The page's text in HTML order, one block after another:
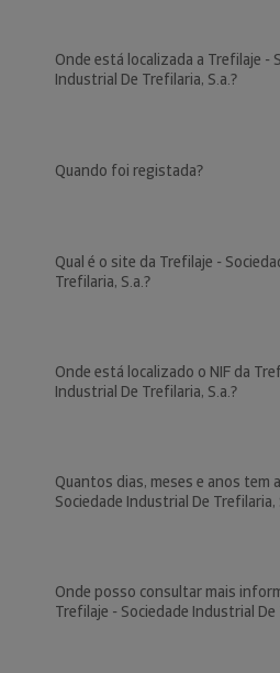
Onde está localizada a Trefilaje -
Industrial De Trefilaria, S.a.?
Quando foi registada?
Qual é o site da Trefilaje -
Trefilaria, S.a.?
Onde está localizado o NIF da
Industrial De Trefilaria, S.a.?
Quantos dias, meses e anos tem
Sociedade Industrial De Trefilaria,
Onde posso consultar mais
Trefilaje - Sociedade Industrial De